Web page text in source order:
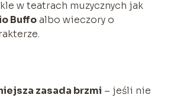
w teatrach muzycznych jak
Buffoalbo wieczory o
zasada brzmi – jeśli nie